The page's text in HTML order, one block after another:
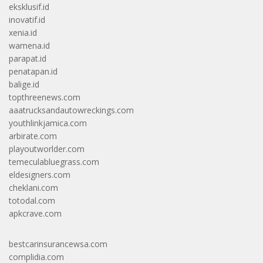
eksklusif.id
inovatif.id
xenia.id
wamena.id
parapat.id
penatapan.id
balige.id
topthreenews.com
aaatrucksandautowreckings.com
youthlinkjamica.com
arbirate.com
playoutworlder.com
temeculabluegrass.com
eldesigners.com
cheklani.com
totodal.com
apkcrave.com
bestcarinsurancewsa.com
complidia.com